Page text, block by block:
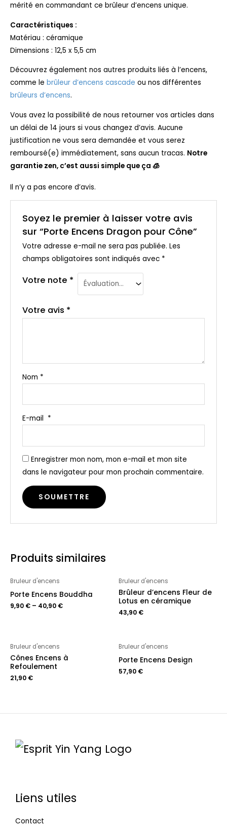
mérité en commandant ce brûleur d’encens unique.
Caractéristiques :
Matériau : céramique
Dimensions : 12,5 x 5,5 cm
Découvrez également nos autres produits liés à l’encens,
comme le brûleur d’encens cascade ou nos différentes
brûleurs d’encens.
Vous avez la possibilité de nous retourner vos articles dans
un délai de 14 jours si vous changez d’avis. Aucune
justification ne vous sera demandée et vous serez
remboursé(e) immédiatement, sans aucun tracas. Notre
garantie zen, c’est aussi simple que ça 🧊
Il n’y a pas encore d’avis.
Soyez le premier à laisser votre avis
sur “Porte Encens Dragon pour Cône”
Votre adresse e-mail ne sera pas publiée. Les
champs obligatoires sont indiqués avec *
Votre note *
Votre avis *
Nom *
E-mail *
Enregistrer mon nom, mon e-mail et mon site
dans le navigateur pour mon prochain commentaire.
Produits similaires
Bruleur d'encens
Porte Encens Bouddha
9,90 € – 40,90 €
Bruleur d'encens
Brûleur d’encens Fleur de
Lotus en céramique
43,90 €
Bruleur d'encens
Cônes Encens à
Refoulement
21,90 €
Bruleur d'encens
Porte Encens Design
57,90 €
Liens utiles
Contact